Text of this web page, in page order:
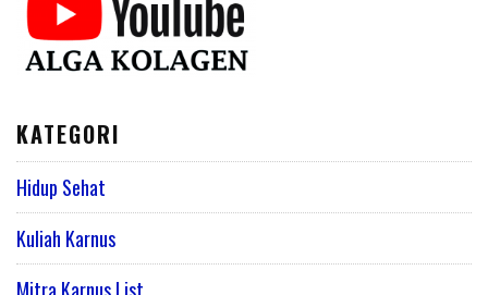
KATEGORI
Hidup Sehat
Kuliah Karnus